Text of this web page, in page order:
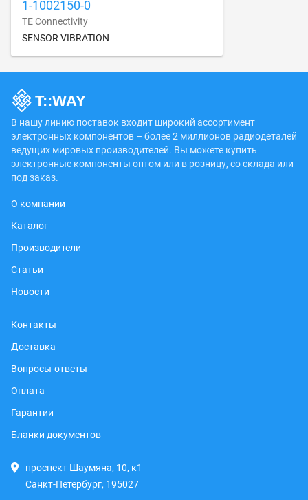
1-1002150-0
TE Connectivity
SENSOR VIBRATION
В нашу линию поставок входит широкий ассортимент
электронных компонентов – более 2 миллионов радиодеталей
ведущих мировых производителей. Вы можете купить
электронные компоненты оптом или в розницу, со склада или
под заказ.
О компании
Каталог
Производители
Статьи
Новости
Контакты
Доставка
Вопросы-ответы
Оплата
Гарантии
Бланки документов
проспект Шаумяна, 10, к1
Санкт-Петербург, 195027